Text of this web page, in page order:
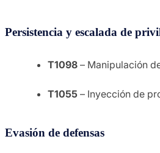
Persistencia y escalada de
T1098 – Manipulación
T1055 – Inyección de
Evasión de defensas